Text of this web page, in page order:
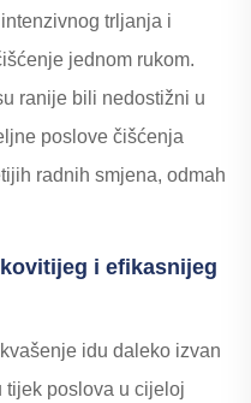
trljanja i
jednom rukom.
ranije bili nedostižni u
poslove čišćenja
radnih smjena, odmah
i efikasnijeg
idu daleko izvan
tijek poslova u cijeloj